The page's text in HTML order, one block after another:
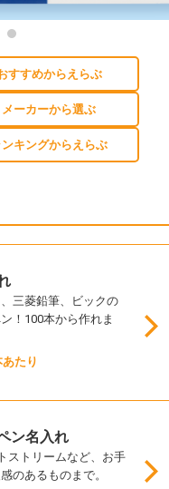
すすめからえらぶ
メーカーから選ぶ
ンキングからえらぶ
三菱鉛筆、ビックの
！100本から作れま
たり
ン名入れ
ストリームなど、お手
のあるものまで。